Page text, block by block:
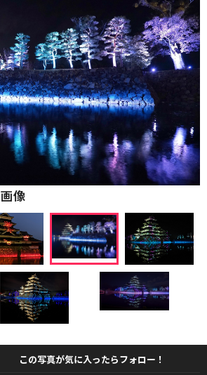
像
この写真が気に入ったらフォロー！